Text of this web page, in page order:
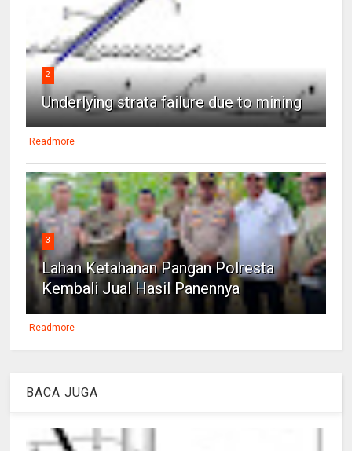
2
Underlying strata failure due to mining
Readmore
3
Lahan Ketahanan Pangan Polresta
Kembali Jual Hasil Panennya
Readmore
BACA JUGA